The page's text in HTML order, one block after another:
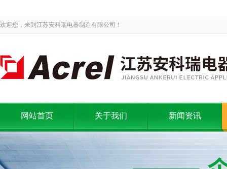
欢迎您，来到江苏安科瑞电器制造有限公司！
网站首页 关于我们 新闻资讯